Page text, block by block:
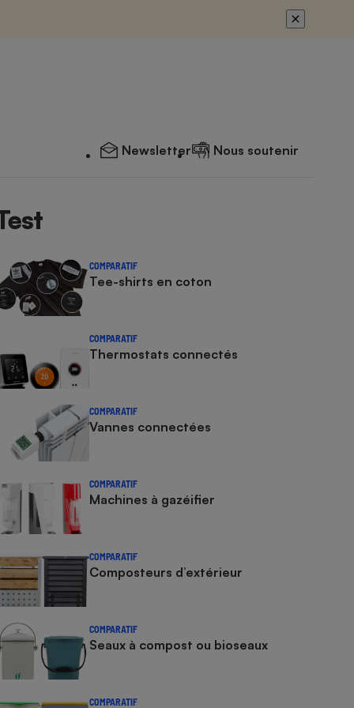
Newsletter Nous soutenir
COMPARATIF
Tee-shirts en coton
COMPARATIF
Thermostats connectés
COMPARATIF
Vannes connectées
COMPARATIF
Machines à gazéifier
COMPARATIF
Composteurs d’extérieur
COMPARATIF
Seaux à compost ou bioseaux
COMPARATIF